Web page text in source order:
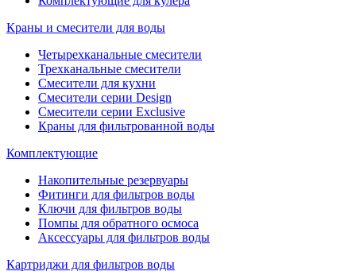
Краны и смесители для воды
Четырехканальные смесители
Трехканальные смесители
Смесители для кухни
Смесители серии Design
Смесители серии Exclusive
Краны для фильтрованной воды
Комплектующие
Накопительные резервуары
Фитинги для фильтров воды
Ключи для фильтров воды
Помпы для обратного осмоса
Аксессуары для фильтров воды
Картриджи для фильтров воды